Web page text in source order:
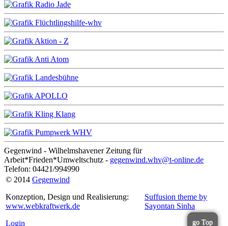
Gegenwind - Wilhelmshavener Zeitung für
Arbeit*Frieden*Umweltschutz - gegenwind.whv@t-online.de
Telefon: 04421/994990
© 2014 Gegenwind
Konzeption, Design und Realisierung:
www.webkraftwerk.de
Login
Suffusion theme by
Sayontan Sinha
go Top